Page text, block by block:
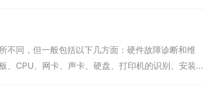
不同，但一般包括以下几方面：硬件故障诊断和维
、CPU、网卡、声卡、硬盘、打印机的识别、安装